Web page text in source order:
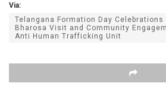
Via:
Telangana Formation Day Celebrations
Bharosa Visit and Community
Anti Human Trafficking Unit